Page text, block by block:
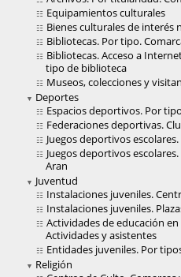
Equipamientos culturales
Bienes culturales de interés
Bibliotecas. Por tipo.
Bibliotecas. Acceso a
tipo de biblioteca
Museos, colecciones y
Deportes
Espacios deportivos. Por
Federaciones deportivas.
Juegos deportivos
Juegos deportivos
Aran
Juventud
Instalaciones juveniles.
Instalaciones juveniles.
Actividades de educación
Actividades y asistentes
Entidades juveniles. Por
Religión